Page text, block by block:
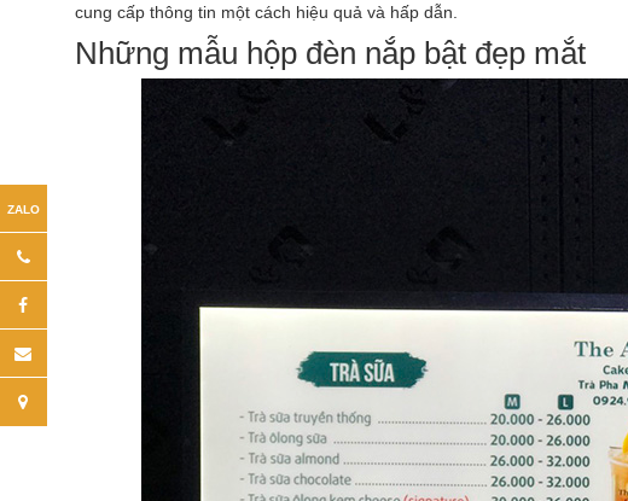
cung cấp thông tin một cách hiệu quả và hấp dẫn.
Những mẫu hộp đèn nắp bật đẹp mắt